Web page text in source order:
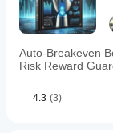
Auto-Breakeven
Risk Reward
4.3 (3)